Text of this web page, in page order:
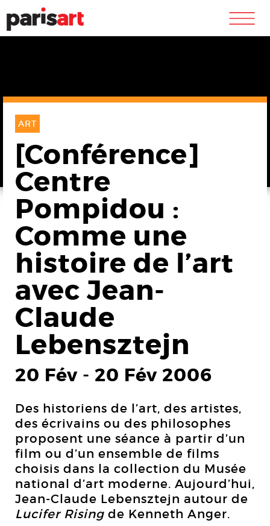
m
ART
[Conférence]
Centre
Pompidou :
Comme une
histoire de l’art
avec Jean-
Claude
Lebensztejn
20 Fév - 20 Fév 2006
Des historiens de l’art, des artistes,
des écrivains ou des philosophes
proposent une séance à partir d’un
film ou d’un ensemble de films
choisis dans la collection du Musée
national d’art moderne. Aujourd’hui,
Jean-Claude Lebensztejn autour de
Lucifer Rising de Kenneth Anger.